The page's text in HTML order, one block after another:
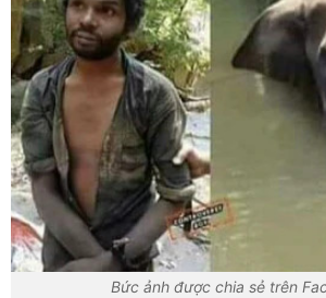
Bức ảnh được chia sẻ trên